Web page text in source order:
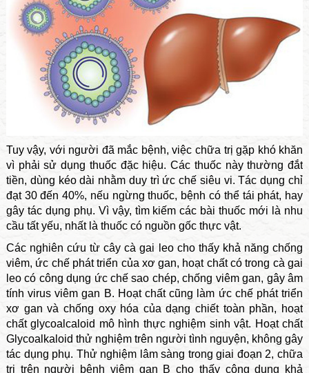
Tuy vậy, với người đã mắc bệnh, việc chữa trị gặp khó khăn
vì phải sử dụng thuốc đặc hiệu. Các thuốc này thường đắt
tiền, dùng kéo dài nhằm duy trì ức chế siêu vi. Tác dụng chỉ
đạt 30 đến 40%, nếu ngừng thuốc, bệnh có thể tái phát, hay
gây tác dụng phụ. Vì vậy, tìm kiếm các bài thuốc mới là nhu
cầu tất yếu, nhất là thuốc có nguồn gốc thực vật.
Các nghiên cứu từ cây cà gai leo cho thấy khả năng chống
viêm, ức chế phát triển của xơ gan, hoạt chất có trong cà gai
leo có công dụng ức chế sao chép, chống viêm gan, gây âm
tính virus viêm gan B. Hoạt chất cũng làm ức chế phát triển
xơ gan và chống oxy hóa của dạng chiết toàn phần, hoạt
chất glycoalcaloid mô hình thực nghiệm sinh vật. Hoạt chất
Glycoalkaloid thử nghiệm trên người tình nguyện, không gây
tác dụng phụ. Thử nghiệm lâm sàng trong giai đoạn 2, chữa
trị trên người bệnh viêm gan B cho thấy công dụng khả